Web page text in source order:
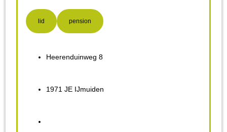
lid pension
Heerenduinweg 8
1971 JE IJmuiden